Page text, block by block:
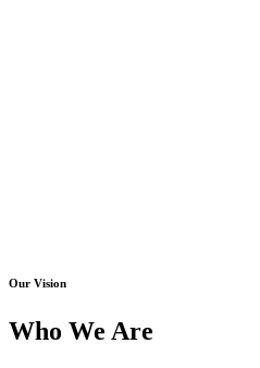
Our Vision​
Who We Are​